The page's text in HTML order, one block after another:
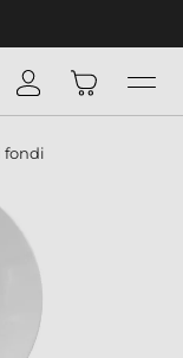
fondi